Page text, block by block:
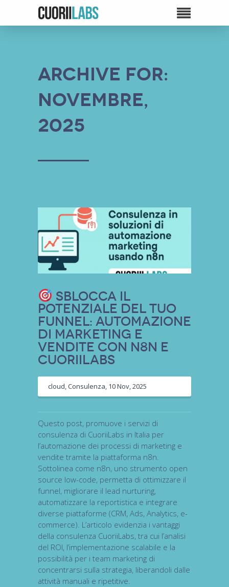
Archive for:
Novembre,
2025
Sblocca il
Potenziale del tuo
Funnel: Automazione
di Marketing e
Vendite con n8n e
CuoriiLabs
cloud,Consulenza, 10 Nov, 2025
Questo post, promuove i servizi di
consulenza di CuoriiLabs in Italia per
l’automazione dei processi di marketing e
vendite tramite la piattaforma n8n.
Sottolinea come n8n, uno strumento open
source low-code, permetta di ottimizzare il
funnel, migliorare il lead nurturing,
automatizzare la reportistica e integrare
diverse piattaforme (CRM, Ads, Analytics, e-
commerce). L’articolo evidenzia i vantaggi
della consulenza CuoriiLabs, tra cui l’analisi
del ROI, l’implementazione scalabile e la
possibilità per i team marketing di
concentrarsi sulla strategia, liberandoli dalle
attività manuali e ripetitive.